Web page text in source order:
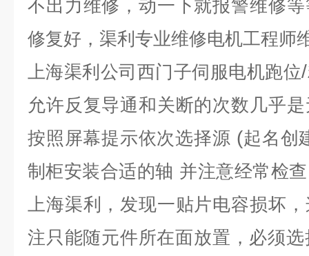
不出力维修，动一下就报警维修
修复好，渠利专业维修电机工程师
上海渠利公司西门子伺服电机跑位/
允许反复导通和关断的次数几乎
按照屏幕提示依次选择源 (起名创
制柜安装合适的轴 并注意经常检
上海渠利，发现一贴片电容损坏
注只能随元件所在面放置，必须选